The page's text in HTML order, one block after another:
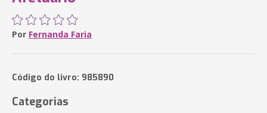
Por Fernanda Faria
Código do livro: 985890
Categorias